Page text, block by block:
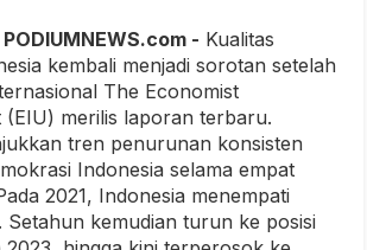
- Kualitas
kembali menjadi sorotan setelah
The Economist
(EIU) merilis laporan terbaru.
tren penurunan konsisten
Indonesia selama empat
2021, Indonesia menempati
Setahun kemudian turun ke posisi